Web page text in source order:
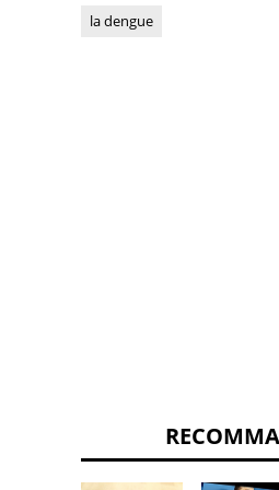
la dengue